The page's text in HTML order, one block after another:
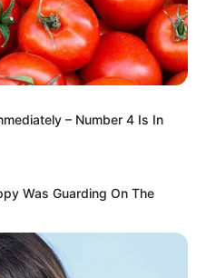
– Number 4 Is In
Was Guarding On The